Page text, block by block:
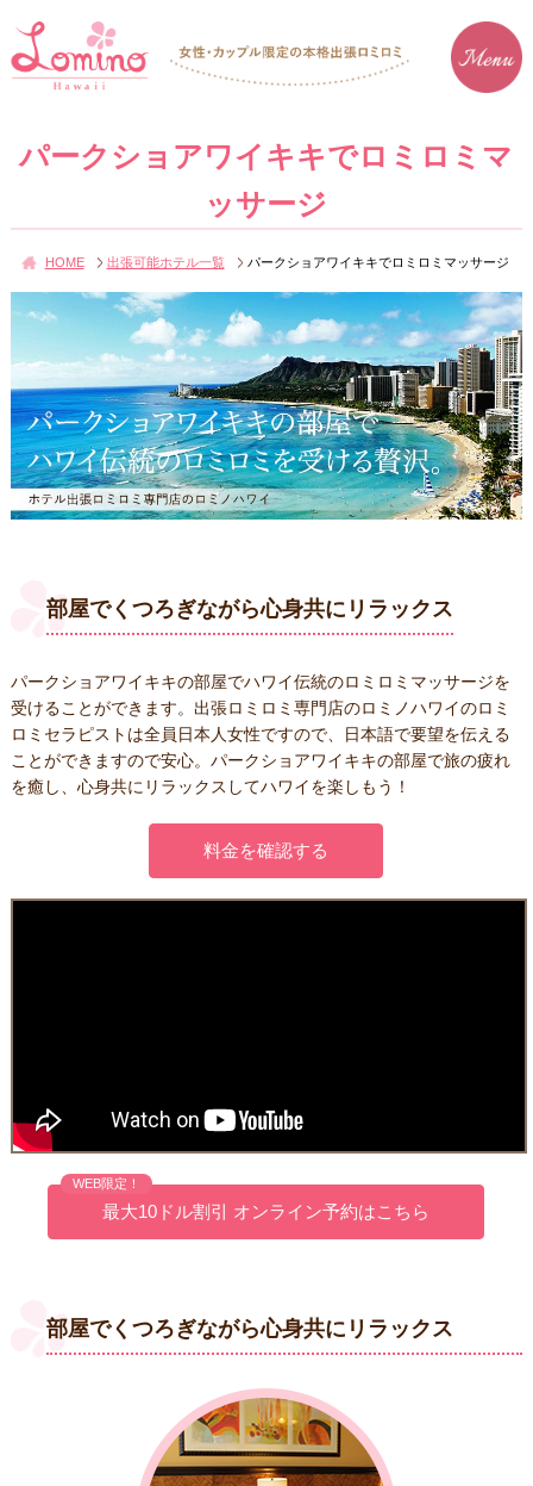
パークショアワイキキでロミロミマ
ッサージ
HOME 出張可能ホテル一覧 パークショアワイキキでロミロミマッサージ
部屋でくつろぎながら心身共にリラックス
パークショアワイキキの部屋でハワイ伝統のロミロミマッサージを
受けることができます。出張ロミロミ専門店のロミノハワイのロミ
ロミセラピストは全員日本人女性ですので、日本語で要望を伝える
ことができますので安心。パークショアワイキキの部屋で旅の疲れ
を癒し、心身共にリラックスしてハワイを楽しもう！
料金を確認する
WEB限定！
最大10ドル割引 オンライン予約はこちら
部屋でくつろぎながら心身共にリラックス